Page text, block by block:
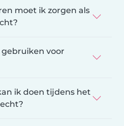
moet ik zorgen als
gebruiken voor
ik doen tijdens het